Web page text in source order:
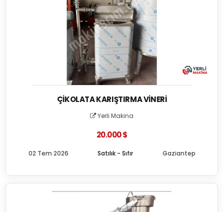
ÇIKOLATA KARIŞTIRMA VINERI
Yerli Makina
20.000 $
Satılık - Sıfır
02 Tem 2026 Gaziantep